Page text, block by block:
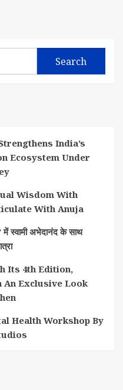
India’s
Ecosystem Under
Wisdom With
With Anuja
स्वामी अभेदानंद के साथ
Its 4th Edition,
An Exclusive Look
Health Workshop By